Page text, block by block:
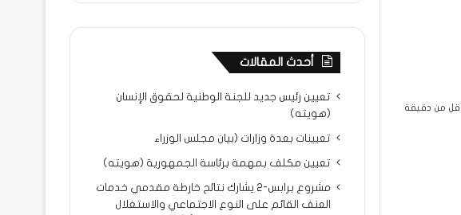
أقل من دقيقة
أحدث المقالات
تعيين رئيس جديد للجنة الوطنية لحقوق الإنسان
(هويته)
تعيينات بعدة وزارات (بيان مجلس الوزراء
تعيين مكلف بمهمة برئاسة الجمهورية (هويته)
مشروع برابس-2 يشارك نتائح خارطة مقدمي خدمات
العنف القائم على النوع الاجتماعي والاستغلال